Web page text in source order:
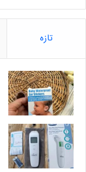
تازه